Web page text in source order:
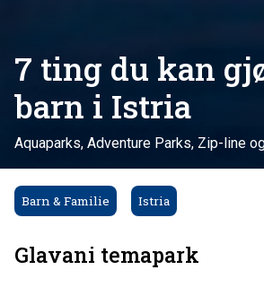
7 ting du kan
barn i Istria
Aquaparks, Adventure Parks, Zip-line
Barn & Familie Istria
Glavani temapark